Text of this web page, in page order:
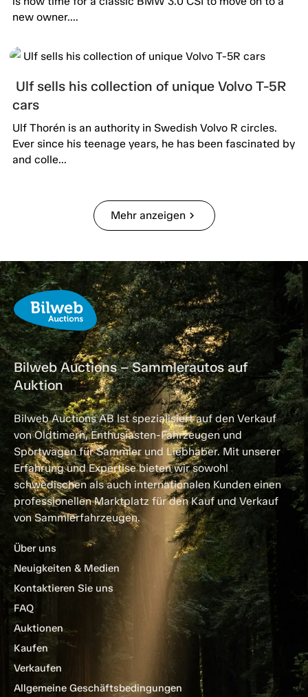
new owner....
Ulf sells his collection of unique Volvo T-5R
cars
Ulf Thorén is an authority in Swedish Volvo R circles.
Ever since his teenage years, he has been fascinated by
and colle...
Mehr anzeigen chevron_right
Bilweb Auctions – Sammlerautos auf
Auktion
Bilweb Auctions AB ist spezialisiert auf den Verkauf
von Oldtimern, Enthusiasten-Fahrzeugen und
Sportwagen für Sammler und Liebhaber. Mit unserer
Erfahrung und Expertise bieten wir sowohl
schwedischen als auch internationalen Kunden einen
professionellen Marktplatz für den Kauf und Verkauf
von Sammlerfahrzeugen.
Über uns
Neuigkeiten & Medien
Kontaktieren Sie uns
FAQ
Auktionen
Kaufen
Verkaufen
Allgemeine Geschäftsbedingungen